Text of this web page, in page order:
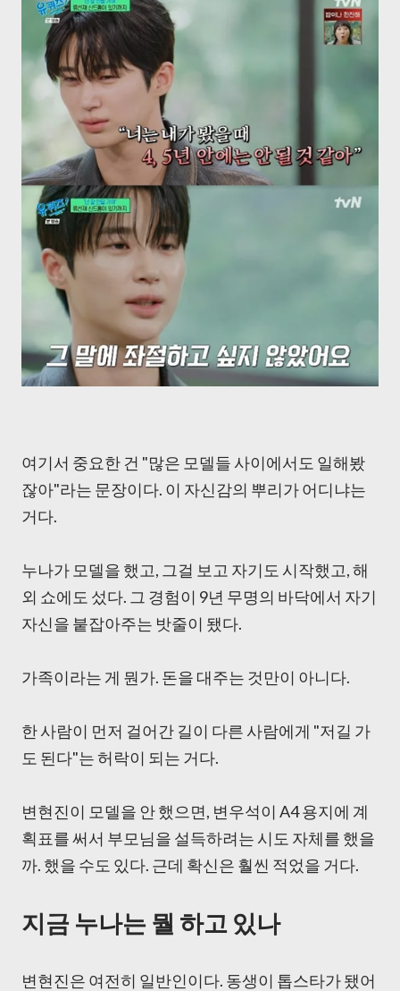
여기서 중요한 건 "많은 모델들 사이에서도 일해봤
잖아"라는 문장이다. 이 자신감의 뿌리가 어디냐는
거다.
누나가 모델을 했고, 그걸 보고 자기도 시작했고, 해
외 쇼에도 섰다. 그 경험이 9년 무명의 바닥에서 자기
자신을 붙잡아주는 밧줄이 됐다.
가족이라는 게 뭔가. 돈을 대주는 것만이 아니다.
한 사람이 먼저 걸어간 길이 다른 사람에게 "저길 가
도 된다"는 허락이 되는 거다.
변현진이 모델을 안 했으면, 변우석이 A4 용지에 계
획표를 써서 부모님을 설득하려는 시도 자체를 했을
까. 했을 수도 있다. 근데 확신은 훨씬 적었을 거다.
지금 누나는 뭘 하고 있나
변현진은 여전히 일반인이다. 동생이 톱스타가 됐어